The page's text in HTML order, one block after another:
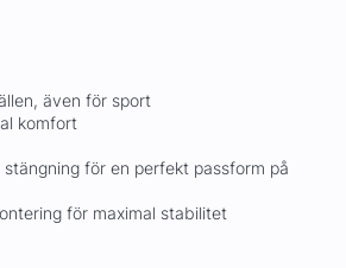
även för sport
komfort
för en perfekt passform på
för maximal stabilitet